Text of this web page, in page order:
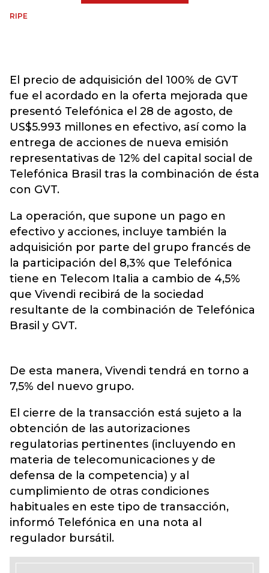
RIPE
El precio de adquisición del 100% de GVT
fue el acordado en la oferta mejorada que
presentó Telefónica el 28 de agosto, de
US$5.993 millones en efectivo, así como la
entrega de acciones de nueva emisión
representativas de 12% del capital social de
Telefónica Brasil tras la combinación de ésta
con GVT.
La operación, que supone un pago en
efectivo y acciones, incluye también la
adquisición por parte del grupo francés de
la participación del 8,3% que Telefónica
tiene en Telecom Italia a cambio de 4,5%
que Vivendi recibirá de la sociedad
resultante de la combinación de Telefónica
Brasil y GVT.
De esta manera, Vivendi tendrá en torno a
7,5% del nuevo grupo.
El cierre de la transacción está sujeto a la
obtención de las autorizaciones
regulatorias pertinentes (incluyendo en
materia de telecomunicaciones y de
defensa de la competencia) y al
cumplimiento de otras condiciones
habituales en este tipo de transacción,
informó Telefónica en una nota al
regulador bursátil.